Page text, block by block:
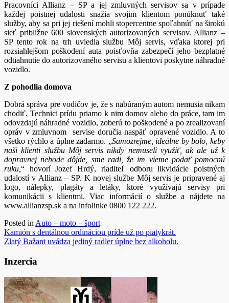
Pracovníci Allianz – SP a jej zmluvných servisov sa v prípade
každej poistnej udalosti snažia svojim klientom ponúknuť také
služby, aby sa pri jej riešení mohli stopercentne spoľahnúť na širokú
sieť približne 600 slovenských autorizovaných servisov. Allianz –
SP tento rok na trh uviedla službu Môj servis, vďaka ktorej pri
rozsiahlejšom poškodení auta poisťovňa zabezpečí jeho bezplatné
odtiahnutie do autorizovaného servisu a klientovi poskytne náhradné
vozidlo.
Z pohodlia domova
Dobrá správa pre vodičov je, že s nabúraným autom nemusia nikam
chodiť. Technici prídu priamo k nim domov alebo do práce, tam im
odovzdajú náhradné vozidlo, zoberú to poškodené a po zrealizovaní
opráv v zmluvnom servise doručia naspäť opravené vozidlo. A to
všetko rýchlo a úplne zadarmo. „Samozrejme, ideálne by bolo, keby
naši klienti službu Môj servis nikdy nemuseli využiť, ak ale už k
dopravnej nehode dôjde, sme radi, že im vieme podať pomocnú
ruku, “ hovorí Jozef Hrdý, riaditeľ odboru likvidácie poistných
udalostí v Allianz – SP. K novej službe Môj servis je pripravené aj
logo, nálepky, plagáty a letáky, ktoré využívajú servisy pri
komunikácii s klientmi. Viac informácií o službe a nájdete na
www.allianzsp.sk a na infolinke 0800 122 222.
Posted in Auto – moto – šport
Navigácia
v
článku
Kamión s dentálnou ordináciou príde už po piatykrát.
Zlatý Bažant uvádza jediný radler úplne bez alkoholu.
Inzercia